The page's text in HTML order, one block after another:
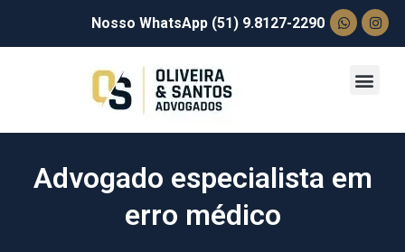
Nosso WhatsApp (51) 9.8127-2290
Advogado especialista em
erro médico